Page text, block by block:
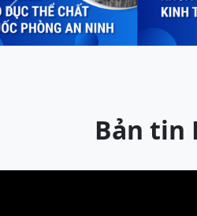
Previous
Bản tin